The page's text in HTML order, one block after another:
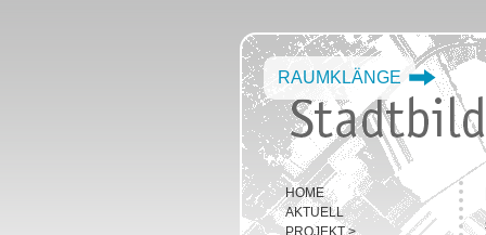
RAUMKLÄNGE
HOME
AKTUELL
PROJEKT>